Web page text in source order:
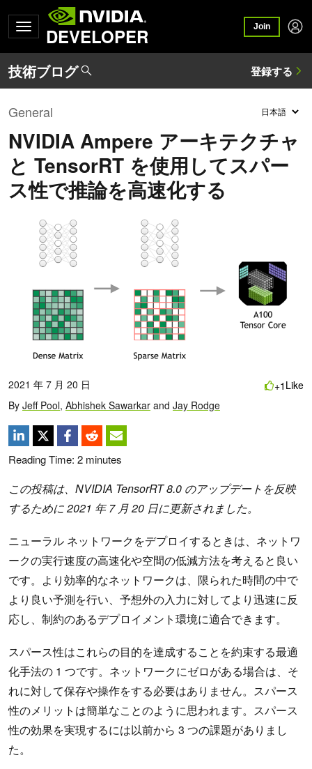
DEVELOPER Join
General
NVIDIA Ampere アーキテクチャ
と TensorRT を使用してスパー
ス性で推論を高速化する
2021 年 7 月 20 日
By Jeff Pool, Abhishek Sawarkar and Jay Rodge
+1 Like
Reading Time: 2 minutes
この投稿は、NVIDIA TensorRT 8.0 のアップデートを反映
するために 2021 年 7 月 20 日に更新されました。
ニューラル ネットワークをデプロイするときは、ネットワ
ークの実行速度の高速化や空間の低減方法を考えると良い
です。より効率的なネットワークは、限られた時間の中で
より良い予測を行い、予想外の入力に対してより迅速に反
応し、制約のあるデプロイメント環境に適合できます。
スパース性はこれらの目的を達成することを約束する最適
化手法の 1 つです。ネットワークにゼロがある場合は、そ
れに対して保存や操作をする必要はありません。スパース
性のメリットは簡単なことのように思われます。スパース
性の効果を実現するには以前から 3 つの課題がありまし
た。